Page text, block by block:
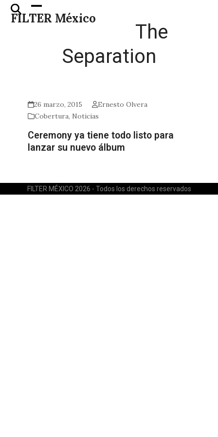
Skip
FILTER México
Open
mobile
Close
mobile
The
Separation
26 marzo, 2015
Ernesto Olvera
Cobertura, Noticias
Ceremony ya tiene todo listo para
lanzar su nuevo álbum
FILTER MÉXICO 2026 - Todos los derechos reservados